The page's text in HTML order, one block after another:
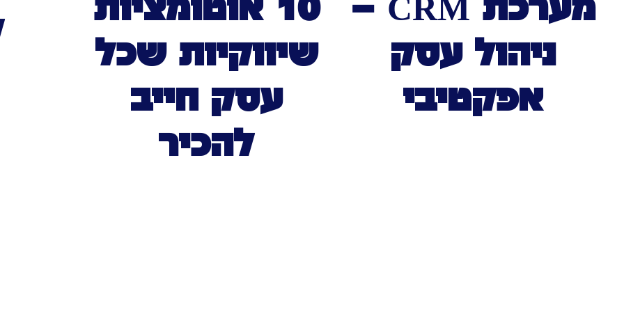
מערכת CRM –
ניהול עסק
אפקטיבי
10 אוטומציות
שיווקיות שכל
עסק חייב
להכיר